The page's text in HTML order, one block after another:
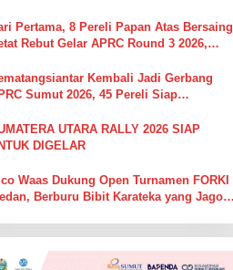
Pertama, 8 Pereli Papan Atas Bersaing
Rebut Gelar APRC Round 3 2026,
Kembali Jadi Gerbang
Sumut 2026, 45 Pereli Siap
Simalungun
UTARA RALLY 2026 SIAP
DIGELAR
Waas Dukung Open Turnamen FORKI
Berburu Bibit Karateka yang Jago